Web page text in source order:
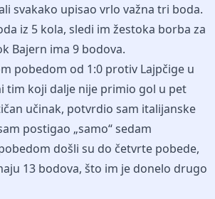
svakako upisao vrlo važna tri boda.
iz 5 kola, sledi im žestoka borba za
Bajern ima 9 bodova.
pobedom od 1:0 protiv Lajpčige u
tim koji dalje nije primio gol u pet
učinak, potvrdio sam italijanske
postigao „samo“ sedam
došli su do četvrte pobede,
13 bodova, što im je donelo drugo